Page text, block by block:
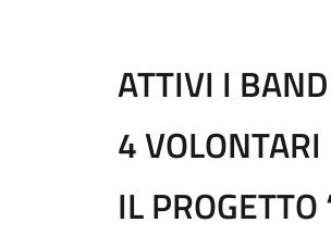
ATTIVI I
4
IL